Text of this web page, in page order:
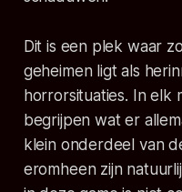
Dit is een plek waar
geheimen ligt als
horrorsituaties. In elk
begrijpen wat er
klein onderdeel van
eromheen zijn